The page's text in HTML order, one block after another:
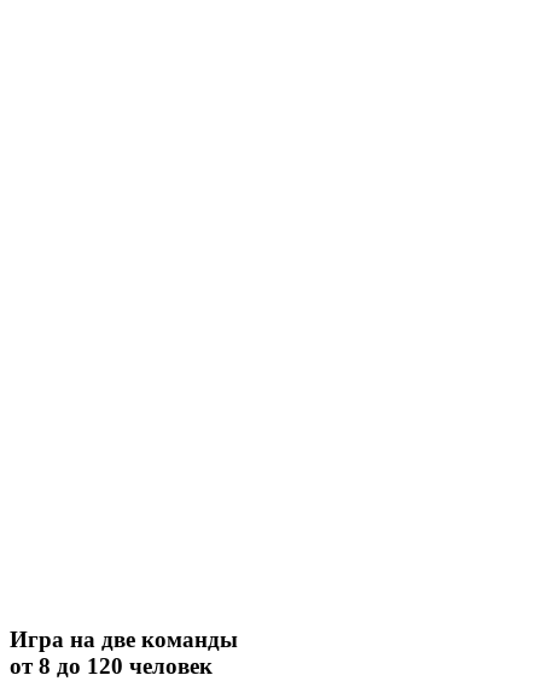
Игра на две команды
от 8 до 120 человек